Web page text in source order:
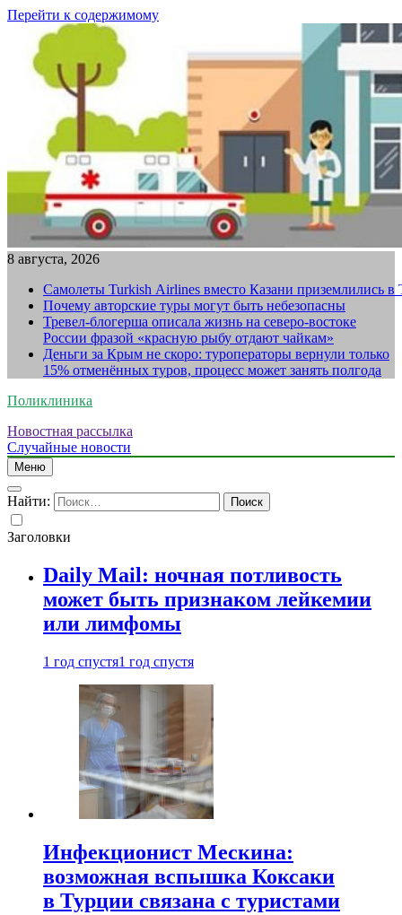
Перейти к содержимому
8 августа, 2026
Самолеты Turkish Airlines вместо Казани приземлились в
Почему авторские туры могут быть небезопасны
Тревел-блогерша описала жизнь на северо-востоке
России фразой «красную рыбу отдают чайкам»
Деньги за Крым не скоро: туроператоры вернули только
15% отменённых туров, процесс может занять полгода
Поликлиника
Новостная рассылка
Случайные новости
Меню
Найти:
Заголовки
Daily Mail: ночная потливость
может быть признаком лейкемии
или лимфомы
1 год спустя1 год спустя
Инфекционист Мескина:
возможная вспышка Коксаки
в Турции связана с туристами